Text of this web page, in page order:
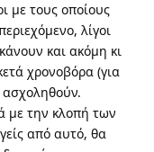
με τους οποίους
λίγοι
και ακόμη κι
χρονοβόρα (για
με την κλοπή των
από αυτό, θα